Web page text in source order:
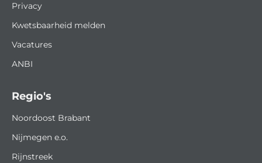
Regio's
Noordoost Brabant
Nijmegen e.o.
Rijnstreek
Privacy
Kwetsbaarheid melden
Vacatures
ANBI